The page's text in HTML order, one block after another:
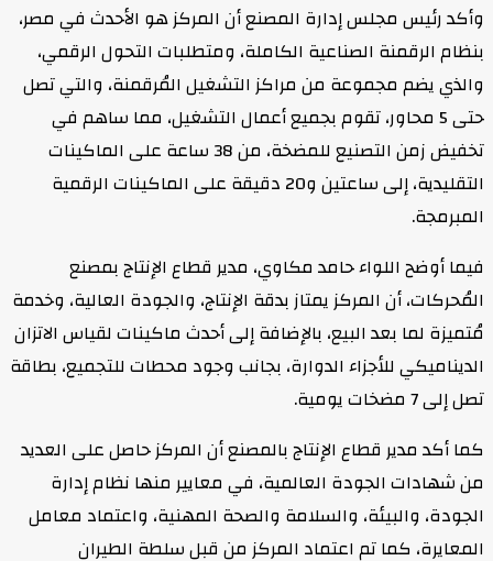
وأكد رئيس مجلس إدارة المصنع أن المركز هو الأحدث في مصر،
بنظام الرقمنة الصناعية الكاملة، ومتطلبات التحول الرقمي،
والذي يضم مجموعة من مراكز التشغيل المُرقمنة، والتي تصل
حتى 5 محاور، تقوم بجميع أعمال التشغيل، مما ساهم في
تخفيض زمن التصنيع للمضخة، من 38 ساعة على الماكينات
التقليدية، إلى ساعتين و20 دقيقة على الماكينات الرقمية
المبرمجة.
فيما أوضح اللواء حامد مكاوي، مدير قطاع الإنتاج بمصنع
المُحركات، أن المركز يمتاز بدقة الإنتاج، والجودة العالية، وخدمة
مُتميزة لما بعد البيع، بالإضافة إلى أحدث ماكينات لقياس الاتزان
الديناميكي للأجزاء الدوارة، بجانب وجود محطات للتجميع، بطاقة
تصل إلى 7 مضخات يومية.
كما أكد مدير قطاع الإنتاج بالمصنع أن المركز حاصل على العديد
من شهادات الجودة العالمية، في معايير منها نظام إدارة
الجودة، والبيئة، والسلامة والصحة المهنية، واعتماد معامل
المعايرة، كما تم اعتماد المركز من قبل سلطة الطيران